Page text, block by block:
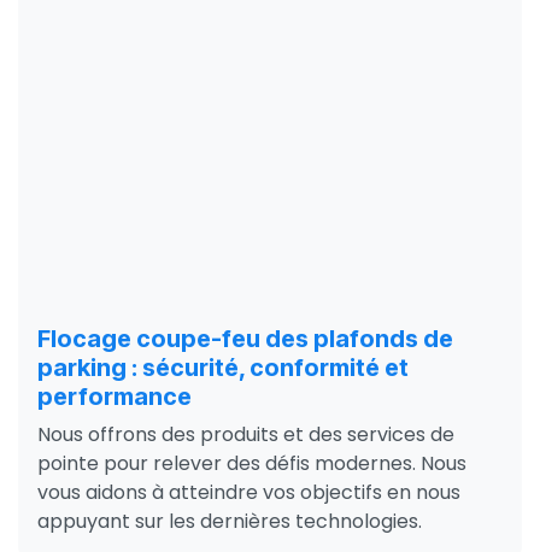
Flocage coupe-feu des plafonds de
parking : sécurité, conformité et
performance
Nous offrons des produits et des services de
pointe pour relever des défis modernes. Nous
vous aidons à atteindre vos objectifs en nous
appuyant sur les dernières technologies.